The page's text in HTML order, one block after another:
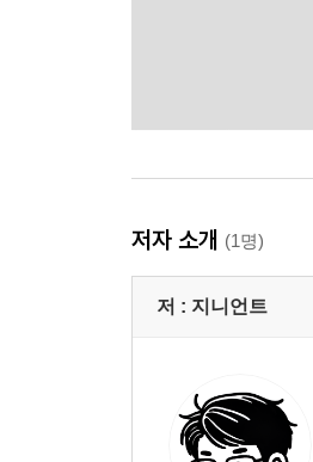
저자 소개 (1명)
저 : 지니언트